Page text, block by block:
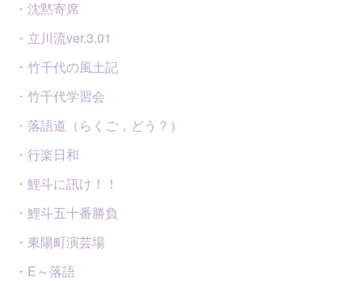
・沈黙寄席
・立川流ver.3.01
・竹千代の風土記
・竹千代学習会
・落語道（らくご，どう？）
・行楽日和
・鯉斗に訊け！！
・鯉斗五十番勝負
・東陽町演芸場
・E～落語